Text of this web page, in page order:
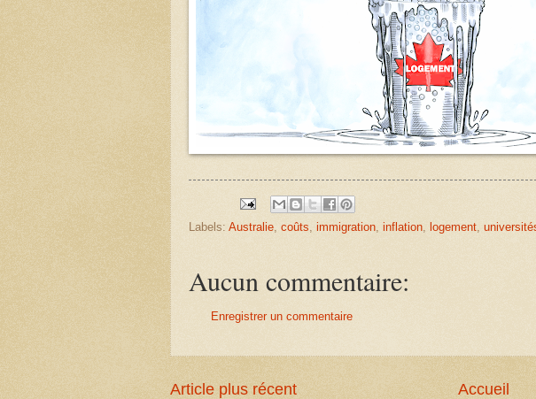
Labels: Australie coûts immigration inflation logement
Aucun commentaire:
Enregistrer un commentaire
Article plus récent Accueil